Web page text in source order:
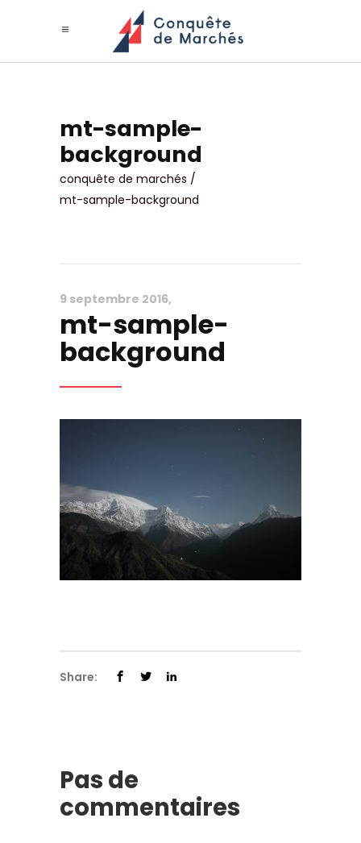
mt-sample-
background
conquête de marchés /
mt-sample-background
9 septembre 2016
mt-sample-
background
Share:
Pas de
commentaires